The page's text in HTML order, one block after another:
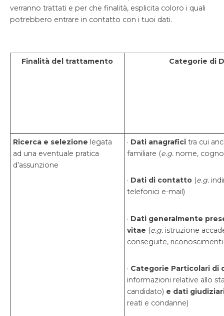
verranno trattati e per che finalità, esplicita coloro i quali
potrebbero entrare in contatto con i tuoi dati.
Finalità del trattamento Categorie di
Ricerca e selezione legata
ad una eventuale pratica
d’assunzione
· Dati anagrafici tra cui
familiare (e.g. nome,
· Dati di contatto (e.g.
telefonici e-mail)
· Dati generalmente
vitae (e.g. istruzione
conseguite,
· Categorie Particolari di
informazioni relative allo
candidato) e dati
reati e condanne)